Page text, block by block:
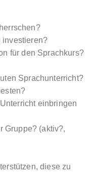
investieren?
für den Sprachkurs?
Sprachunterricht?
einbringen
Gruppe? (aktiv?,
diese zu